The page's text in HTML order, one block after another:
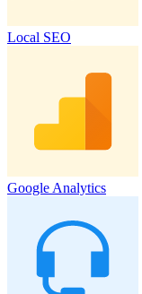
Local SEO
Google Analytics